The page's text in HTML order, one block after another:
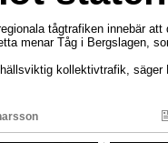
tågtrafiken innebär att
menar Tåg i Bergslagen,
kollektivtrafik, säger